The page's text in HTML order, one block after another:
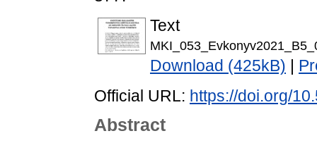
Text
Download (425kB)
Official URL: https://doi.org/
Abstract